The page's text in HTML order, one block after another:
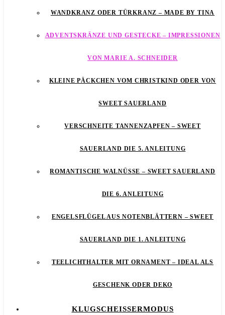
WANDKRANZ ODER TÜRKRANZ – MADE BY TINA
ADVENTSKRÄNZE UND GESTECKE – IMPRESSIONEN
VON MARIE A. SCHNEIDER
KLEINE PÄCKCHEN VOM CHRISTKIND ODER VON
SWEET SAUERLAND
VERSCHNEITE TANNENZAPFEN – SWEET
SAUERLAND DIE 5. ANLEITUNG
ROMANTISCHE WALNÜSSE – SWEET SAUERLAND
DIE 6. ANLEITUNG
ENGELSFLÜGEL AUS NOTENBLÄTTERN – SWEET
SAUERLAND DIE 1. ANLEITUNG
TEELICHTHALTER MIT ORNAMENT – IDEAL ALS
GESCHENK ODER DEKO
KLUGSCHEISSERMODUS